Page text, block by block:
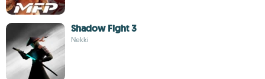
Shadow Fight 3
Nekki